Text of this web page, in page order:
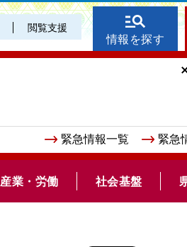
閲覧支援
情報を探す
緊急情報一覧 緊急
産業・労働 社会基盤